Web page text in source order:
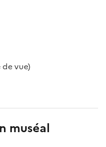
de vue)
muséal